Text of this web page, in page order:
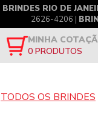
BRINDES RIO DE
2626-4206 |
MINHA
0 PRODUTOS
TODOS OS BRINDES